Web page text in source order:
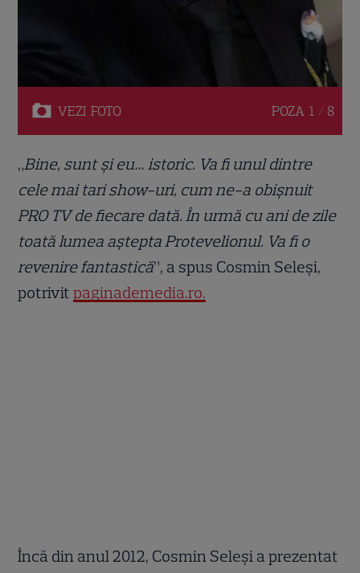
VEZI FOTO POZA 1 / 8
„Bine, sunt şi eu… istoric. Va fi unul dintre
cele mai tari show-uri, cum ne-a obișnuit
PRO TV de fiecare dată. În urmă cu ani de zile
toată lumea aştepta Protevelionul. Va fi o
revenire fantastică”, a spus Cosmin Seleși,
potrivitpaginademedia.ro.
Încă din anul 2012, Cosmin Seleși a prezentat